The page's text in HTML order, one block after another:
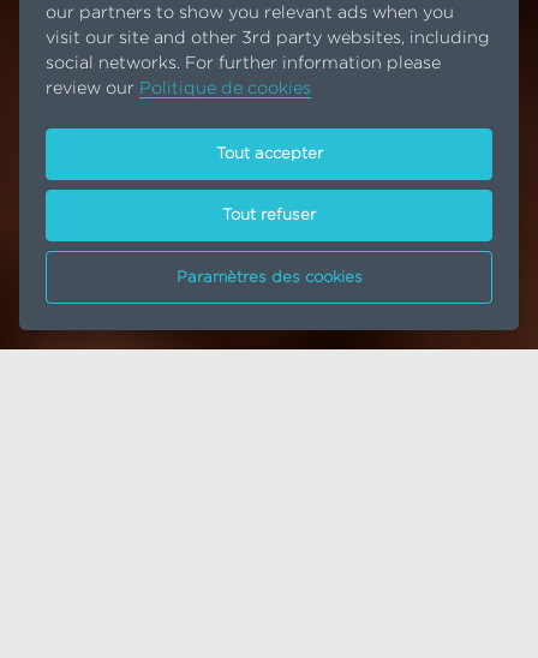
our partners to show you relevant ads when you
visit our site and other 3rd party websites, including
social networks. For further information please
review our Politique de cookies
Tout accepter
Tout refuser
Paramètres des cookies